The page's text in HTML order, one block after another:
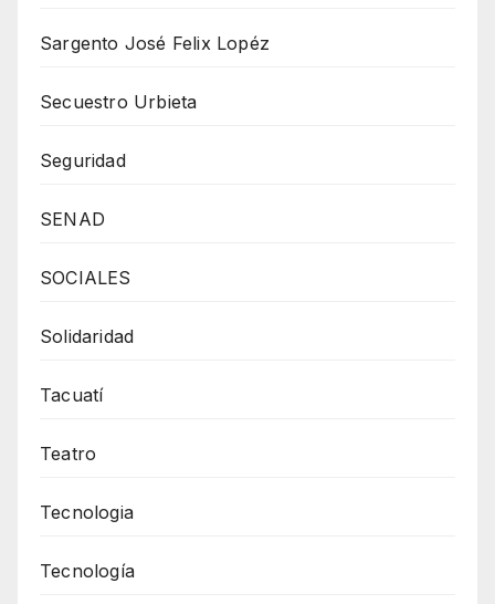
Sargento José Felix Lopéz
Secuestro Urbieta
Seguridad
SENAD
SOCIALES
Solidaridad
Tacuatí
Teatro
Tecnologia
Tecnología